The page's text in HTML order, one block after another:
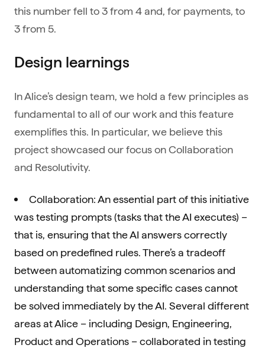
this number fell to 3 from 4 and, for payments, to
3 from 5.
Design learnings
In Alice’s design team, we hold a few principles as
fundamental to all of our work and this feature
exemplifies this. In particular, we believe this
project showcased our focus on Collaboration
and Resolutivity.
Collaboration: An essential part of this initiative
was testing prompts (tasks that the AI executes) –
that is, ensuring that the AI answers correctly
based on predefined rules. There’s a tradeoff
between automatizing common scenarios and
understanding that some specific cases cannot
be solved immediately by the AI. Several different
areas at Alice – including Design, Engineering,
Product and Operations – collaborated in testing